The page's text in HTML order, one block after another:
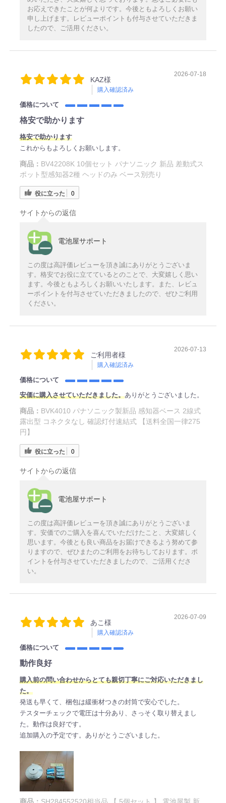
お応えできたことが何よりです。今後ともよろしくお願い
申し上げます。レビューポイントも付与させていただきま
したので、ご活用ください。
KAZ様
購入確認済み
2026-07-18
価格について
格安で助かります
格安で助かります
これからもよろしくお願いします。
商品： BV42208K 10個セット パナソニック 新品 差動式ス
ポット型感知器2種 ヘッドのみ ベース別売り
役に立った 0
サイトからの返信
電池屋サポート
この度は高評価レビューを頂き誠にありがとうございま
す。格安でお役に立てているとのことで、大変嬉しく思い
ます。今後ともよろしくお願いいたします。また、レビュ
ーポイントを付与させていただきましたので、ぜひご利用
ください。
ご利用者様
購入確認済み
2026-07-13
価格について
安価に購入させていただきました。ありがとうございました。
商品： BVK4010 パナソニック製新品 感知器ベース 2線式
露出型 コネクタなし 確認灯付速結式 【送料全国一律275
円】
役に立った 0
サイトからの返信
電池屋サポート
この度は高評価レビューを頂き誠にありがとうございま
す。安価でのご購入を喜んでいただけたこと、大変嬉しく
思います。今後とも良い商品をお届けできるよう努めて参
りますので、ぜひまたのご利用をお待ちしております。ポ
イントを付与させていただきましたので、ご活用くださ
い。
あこ様
購入確認済み
2026-07-09
価格について
動作良好
購入前の問い合わせからとても親切丁寧にご対応いただきまし
た。
発送も早くて、梱包は緩衝材つきの封筒で安心でした。
テスターチェックで電圧は十分あり、さっそく取り替えまし
た。動作は良好です。
追加購入の予定です。ありがとうございました。
商品： SH284552520相当品 【 5個セット 】 電池屋製 新